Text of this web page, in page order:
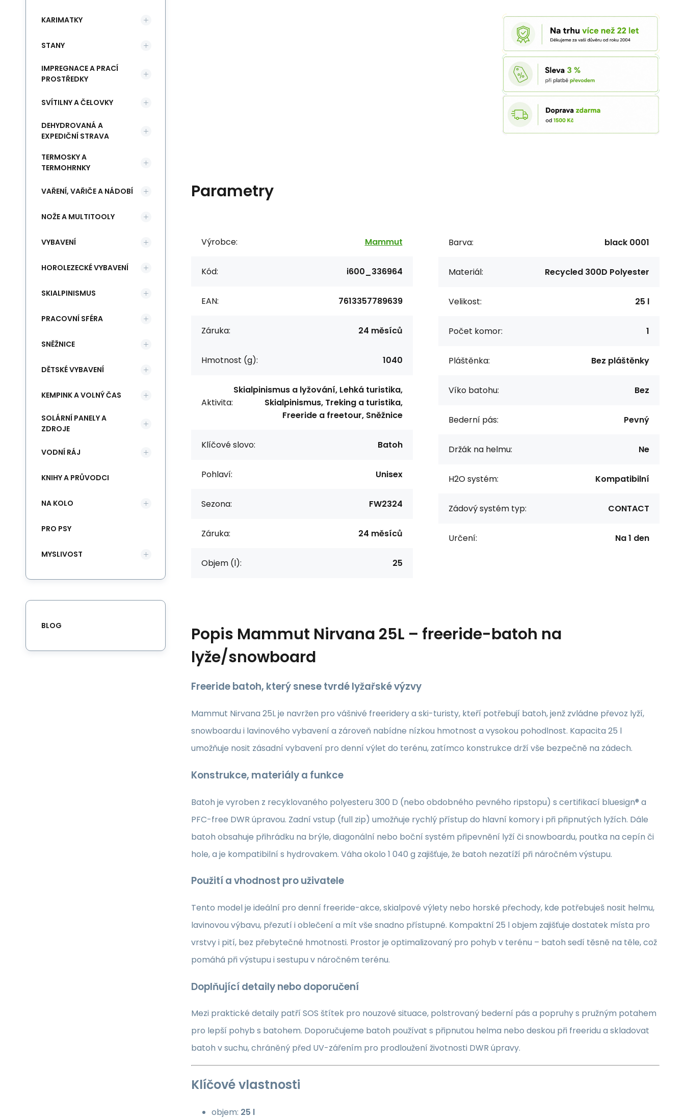
Parametry
Výrobce: Mammut
Kód: i600_336964
EAN: 7613357789639
Záruka: 24 měsíců
Hmotnost (g): 1040
Aktivita:
Skialpinismus a lyžování, Lehká turistika,
Skialpinismus, Treking a turistika,
Freeride a freetour, Sněžnice
Klíčové slovo: Batoh
Pohlaví: Unisex
Sezona: FW2324
Záruka: 24 měsíců
Objem (l): 25
Barva: black 0001
Materiál: Recycled 300D Polyester
Velikost: 25 l
Počet komor: 1
Pláštěnka: Bez pláštěnky
Víko batohu: Bez
Bederní pás: Pevný
Držák na helmu: Ne
H2O systém: Kompatibilní
Zádový systém typ: CONTACT
Určení: Na 1 den
Popis Mammut Nirvana 25L – freeride-batoh na
lyže/snowboard
Freeride batoh, který snese tvrdé lyžařské výzvy
Mammut Nirvana 25L je navržen pro vášnivé freeridery a ski-turisty, kteří potřebují batoh, jenž zvládne převoz lyží,
snowboardu i lavinového vybavení a zároveň nabídne nízkou hmotnost a vysokou pohodlnost. Kapacita 25 l
umožňuje nosit zásadní vybavení pro denní výlet do terénu, zatímco konstrukce drží vše bezpečně na zádech.
Konstrukce, materiály a funkce
Batoh je vyroben z recyklovaného polyesteru 300 D (nebo obdobného pevného ripstopu) s certifikací bluesign® a
PFC-free DWR úpravou. Zadní vstup (full zip) umožňuje rychlý přístup do hlavní komory i při připnutých lyžích. Dále
batoh obsahuje přihrádku na brýle, diagonální nebo boční systém připevnění lyží či snowboardu, poutka na cepín či
hole, a je kompatibilní s hydrovakem. Váha okolo 1 040 g zajišťuje, že batoh nezatíží při náročném výstupu.
Použití a vhodnost pro uživatele
Tento model je ideální pro denní freeride-akce, skialpové výlety nebo horské přechody, kde potřebuješ nosit helmu,
lavinovou výbavu, přezutí i oblečení a mít vše snadno přístupné. Kompaktní 25 l objem zajišťuje dostatek místa pro
vrstvy i pití, bez přebytečné hmotnosti. Prostor je optimalizovaný pro pohyb v terénu – batoh sedí těsně na těle, což
pomáhá při výstupu i sestupu v náročném terénu.
Doplňující detaily nebo doporučení
Mezi praktické detaily patří SOS štítek pro nouzové situace, polstrovaný bederní pás a popruhy s pružným potahem
pro lepší pohyb s batohem. Doporučujeme batoh používat s připnutou helma nebo deskou při freeridu a skladovat
batoh v suchu, chráněný před UV-zářením pro prodloužení životnosti DWR úpravy.
Klíčové vlastnosti
objem: 25 l
KARIMATKY
STANY
IMPREGNACE A PRACÍ
PROSTŘEDKY
SVÍTILNY A ČELOVKY
DEHYDROVANÁ A
EXPEDIČNÍ STRAVA
TERMOSKY A
TERMOHRNKY
VAŘENÍ, VAŘIČE A NÁDOBÍ
NOŽE A MULTITOOLY
VYBAVENÍ
HOROLEZECKÉ VYBAVENÍ
SKIALPINISMUS
PRACOVNÍ SFÉRA
SNĚŽNICE
DĚTSKÉ VYBAVENÍ
KEMPINK A VOLNÝ ČAS
SOLÁRNÍ PANELY A
ZDROJE
VODNÍ RÁJ
KNIHY A PRŮVODCI
NA KOLO
PRO PSY
MYSLIVOST
BLOG